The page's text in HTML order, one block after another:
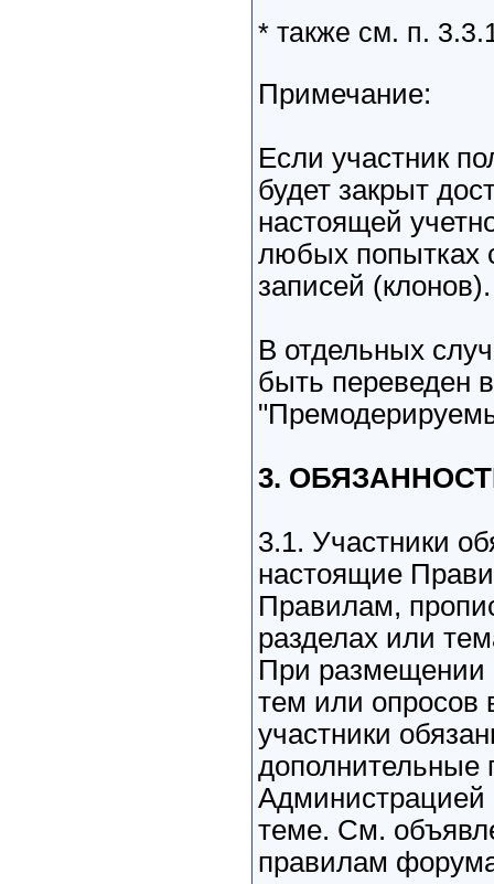
* также см. п.
Примечание:
Если участник
будет закрыт
настоящей
любых попытках
записей (клонов).
В отдельных
быть переведен
3.
3.1. Участники
настоящие
Правилам,
разделах или
При размещении
тем или опросов
участники
дополнительные
Администрацией
теме. См.
правилам